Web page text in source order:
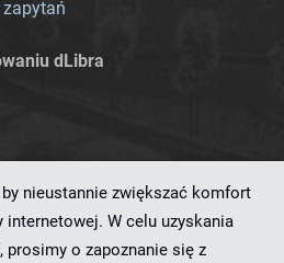
zapytań
dLibra
nieustannie zwiększać komfort
internetowej. W celu uzyskania
prosimy o zapoznanie się z